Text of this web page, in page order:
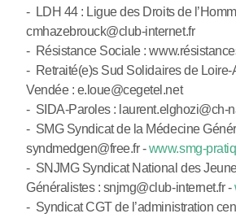
- LDH 44 : Ligue des Droits de
cmhazebrouck@club-internet.fr
- Résistance Sociale :
- Retraité(e)s Sud Solidaires de Loire-
Vendée : e.loue@cegetel.net
- SIDA-Paroles : laurent.elghozi@ch-
- SMG Syndicat de la Médecine
syndmedgen@free.fr -www.smg-
- SNJMG Syndicat National des
Généralistes : snjmg@club-internet.fr -
- Syndicat CGT de l’administration